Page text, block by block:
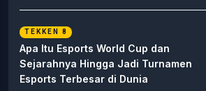
TEKKEN 8
Apa Itu Esports World Cup dan
Sejarahnya Hingga Jadi Turnamen
Esports Terbesar di Dunia